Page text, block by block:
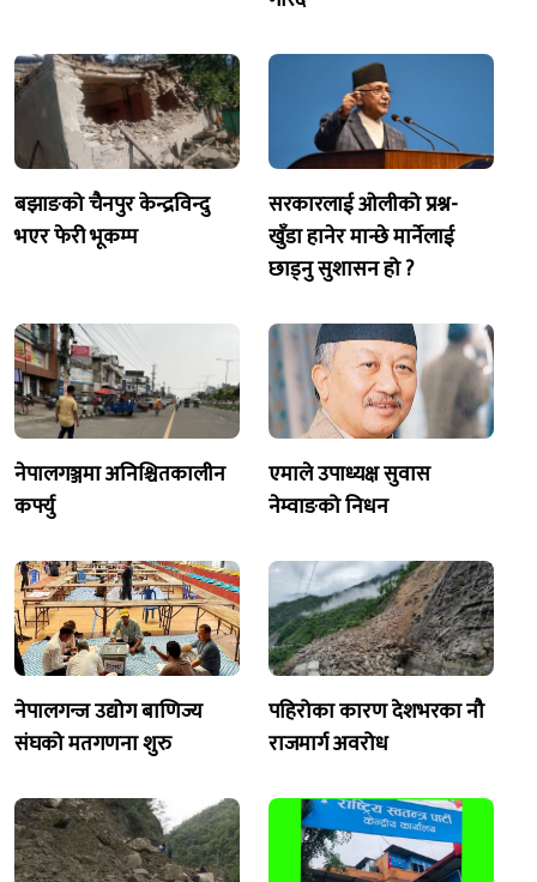
बझाङको चैनपुर केन्द्रविन्दु
भएर फेरी भूकम्प
सरकारलाई ओलीको प्रश्न-
खुँडा हानेर मान्छे मार्नेलाई
छाड्नु सुशासन हो ?
नेपालगञ्जमा अनिश्चितकालीन
कर्फ्यु
एमाले उपाध्यक्ष सुवास
नेम्वाङको निधन
नेपालगन्ज उद्योग बाणिज्य
संघको मतगणना शुरु
पहिरोका कारण देशभरका नौ
राजमार्ग अवरोध